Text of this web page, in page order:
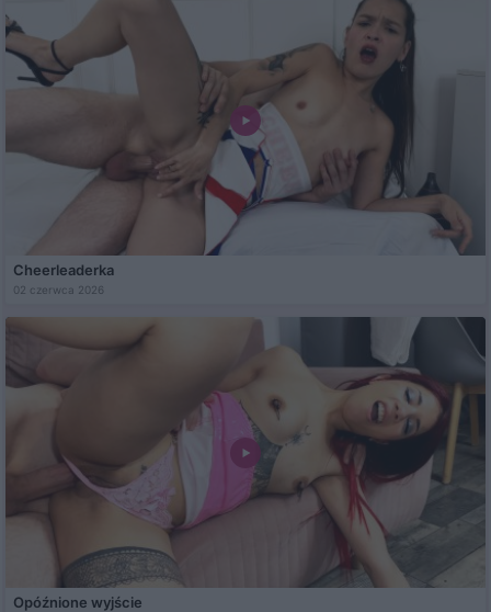
Cheerleaderka
02 czerwca 2026
Opóźnione wyjście